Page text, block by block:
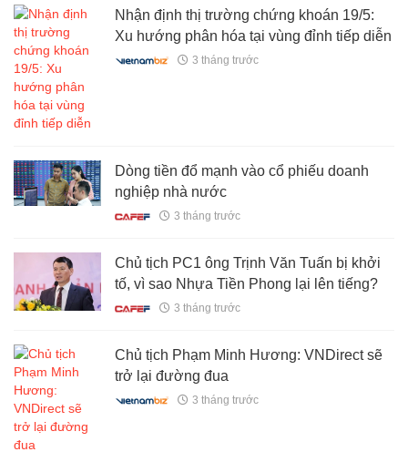
Nhận định thị trường chứng khoán 19/5:
Xu hướng phân hóa tại vùng đỉnh tiếp diễn
3 tháng trước
Dòng tiền đổ mạnh vào cổ phiếu doanh
nghiệp nhà nước
3 tháng trước
Chủ tịch PC1 ông Trịnh Văn Tuấn bị khởi
tố, vì sao Nhựa Tiền Phong lại lên tiếng?
3 tháng trước
Chủ tịch Phạm Minh Hương: VNDirect sẽ
trở lại đường đua
3 tháng trước